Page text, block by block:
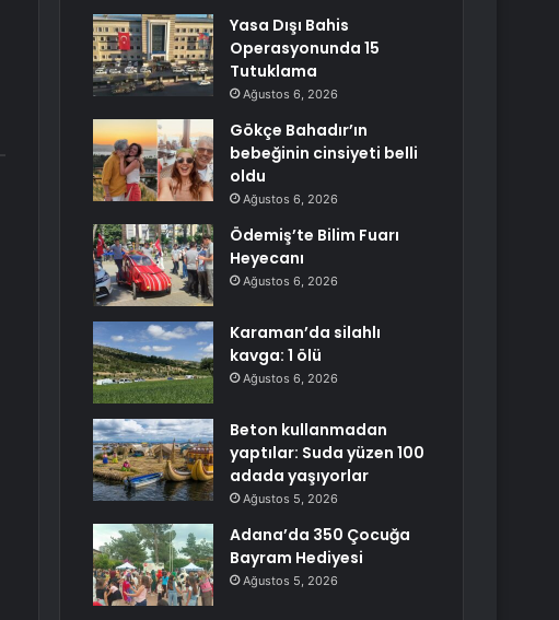
Yasa Dışı Bahis
Operasyonunda 15
Tutuklama
Ağustos 6, 2026
Gökçe Bahadır’ın
bebeğinin cinsiyeti belli
oldu
Ağustos 6, 2026
Ödemiş’te Bilim Fuarı
Heyecanı
Ağustos 6, 2026
Karaman’da silahlı
kavga: 1 ölü
Ağustos 6, 2026
Beton kullanmadan
yaptılar: Suda yüzen 100
adada yaşıyorlar
Ağustos 5, 2026
Adana’da 350 Çocuğa
Bayram Hediyesi
Ağustos 5, 2026